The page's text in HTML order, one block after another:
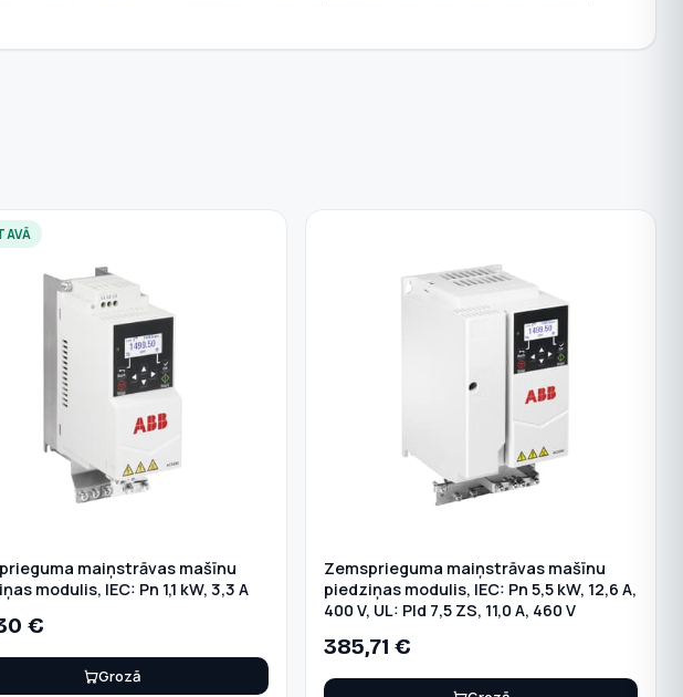
maiņstrāvas mašīnu
modulis, IEC: Pn 1,1 kW, 3,3 A
€
Grozā
Zemsprieguma maiņstrāvas mašīnu
piedziņas modulis, IEC: Pn 5,5 kW, 12,6 A,
400 V, UL: Pld 7,5 ZS, 11,0 A, 460 V
385,71 €